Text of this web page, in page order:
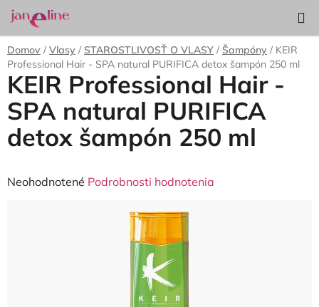
Prejsť
na
obsah
KOŠÍK
Domov / Vlasy / STAROSTLIVOSŤ O VLASY / Šampóny / KEIR
Professional Hair - SPA natural PURIFICA detox šampón 250 ml
KEIR Professional Hair -
SPA natural PURIFICA
detox šampón 250 ml
Priemerné
Neohodnotené Podrobnosti hodnotenia